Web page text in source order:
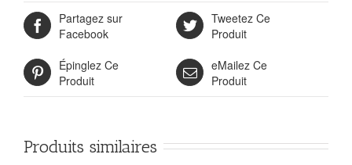
Partagez sur
Facebook
Tweetez Ce
Produit
Épinglez Ce
Produit
eMailez Ce
Produit
Produits similaires